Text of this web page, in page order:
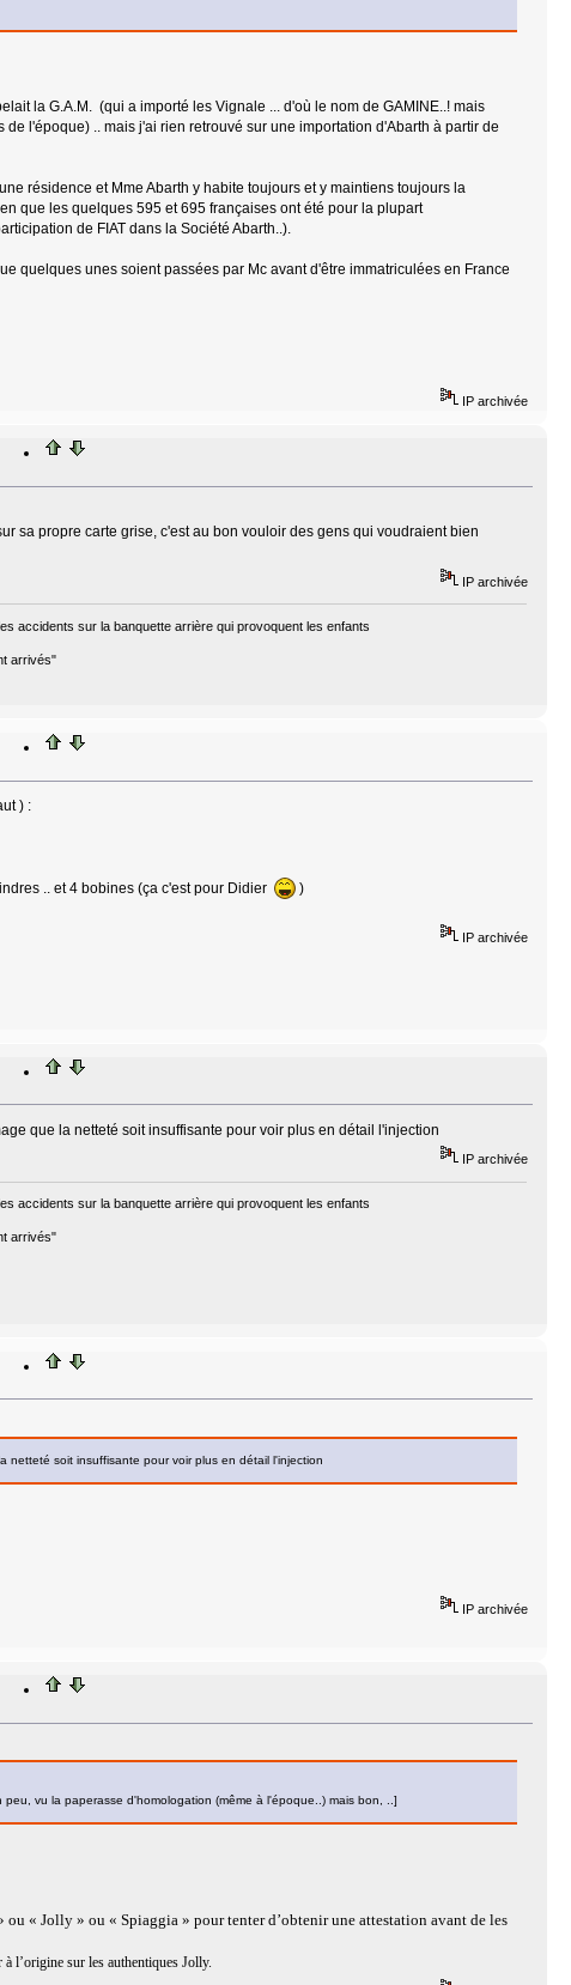
la G.A.M. (qui a importé les Vignale ... d'où le nom de GAMINE..! mais
l'époque) .. mais j'ai rien retrouvé sur une importation d'Abarth à partir de
résidence et Mme Abarth y habite toujours et y maintiens toujours la
que les quelques 595 et 695 françaises ont été pour la plupart
de FIAT dans la Société Abarth..).
quelques unes soient passées par Mc avant d'être immatriculées en France
IP archivée
sa propre carte grise, c'est au bon vouloir des gens qui voudraient bien
IP archivée
accidents sur la banquette arrière qui provoquent les enfants
arrivés"
) :
.. et 4 bobines (ça c'est pour Didier
)
IP archivée
que la netteté soit insuffisante pour voir plus en détail l'injection
IP archivée
accidents sur la banquette arrière qui provoquent les enfants
arrivés"
netteté soit insuffisante pour voir plus en détail l'injection
IP archivée
vu la paperasse d'homologation (même à l'époque..) mais bon, ..]
ou « Jolly » ou « Spiaggia » pour tenter d’obtenir une attestation avant de les
l’origine sur les authentiques Jolly.